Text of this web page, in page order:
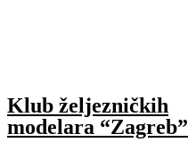
Klub željezničkih
modelara “Zagreb”